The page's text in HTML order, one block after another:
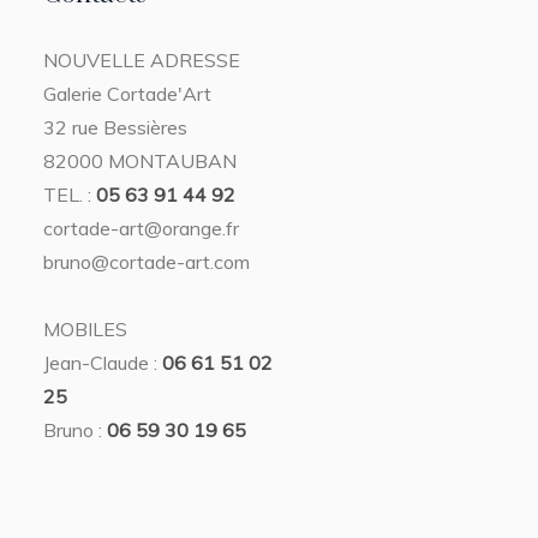
NOUVELLE ADRESSE
Galerie Cortade'Art
32 rue Bessières
82000 MONTAUBAN
TEL. : 05 63 91 44 92
cortade-art@orange.fr
bruno@cortade-art.com
MOBILES
Jean-Claude : 06 61 51 02
25
Bruno : 06 59 30 19 65